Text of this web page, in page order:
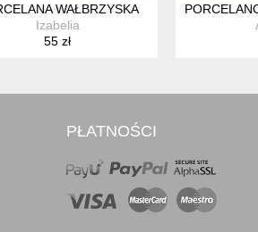
NIEMCY 1925 ART DECO
WAŁBRZYSKA
Izabelia
55 zł
PŁATNOŚCI